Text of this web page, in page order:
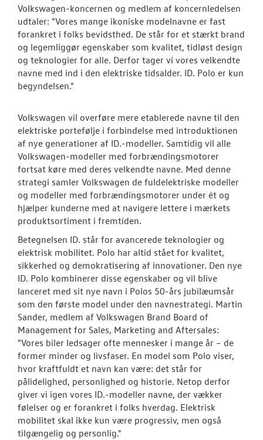
Volkswagen-koncernen og medlem af koncernledelsen
udtaler: "Vores mange ikoniske modelnavne er fast
forankret i folks bevidsthed. De står for et stærkt brand
og legemliggør egenskaber som kvalitet, tidløst design
og teknologier for alle. Derfor tager vi vores velkendte
navne med ind i den elektriske tidsalder. ID. Polo er kun
begyndelsen."
Volkswagen vil overføre mere etablerede navne til den
elektriske portefølje i forbindelse med introduktionen
af nye generationer af ID.-modeller. Samtidig vil alle
Volkswagen-modeller med forbrændingsmotorer
fortsat køre med deres velkendte navne. Med denne
strategi samler Volkswagen de fuldelektriske modeller
og modeller med forbrændingsmotorer under ét og
hjælper kunderne med at navigere lettere i mærkets
produktsortiment i fremtiden.
Betegnelsen ID. står for avancerede teknologier og
elektrisk mobilitet. Polo har altid stået for kvalitet,
sikkerhed og demokratisering af innovationer. Den nye
ID. Polo kombinerer disse egenskaber og vil blive
lanceret med sit nye navn i Polos 50-års jubilæumsår
som den første model under den navnestrategi. Martin
Sander, medlem af Volkswagen Brand Board of
Management for Sales, Marketing and Aftersales:
"Vores biler ledsager ofte mennesker i mange år – de
former minder og livsfaser. En model som Polo viser,
hvor kraftfuldt et navn kan være: det står for
pålidelighed, personlighed og historie. Netop derfor
giver vi igen vores ID.-modeller navne, der vækker
følelser og er forankret i folks hverdag. Elektrisk
mobilitet skal ikke kun være progressiv, men også
tilgængelig og personlig."